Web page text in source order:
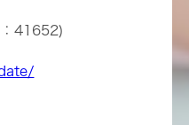
41652)